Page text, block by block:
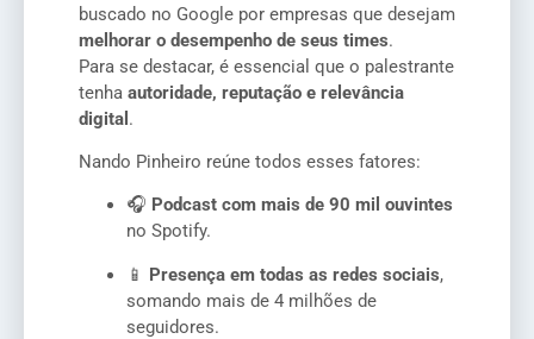
buscado no Google por empresas que desejam
melhorar o desempenho de seus times.
Para se destacar, é essencial que o palestrante
tenha autoridade, reputação e relevância
digital .
Nando Pinheiro reúne todos esses fatores:
🎧 Podcast com mais de 90 mil ouvintes
no Spotify.
📱 Presença em todas as redes sociais,
somando mais de 4 milhões de
seguidores.